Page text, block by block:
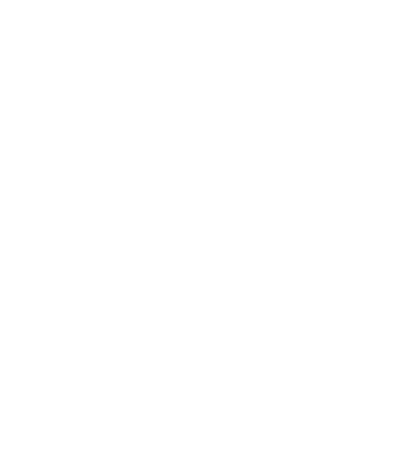
d'œuvre qualifiée freinant la
année commerciale 2014
du Bade-Wurtemberg, devient